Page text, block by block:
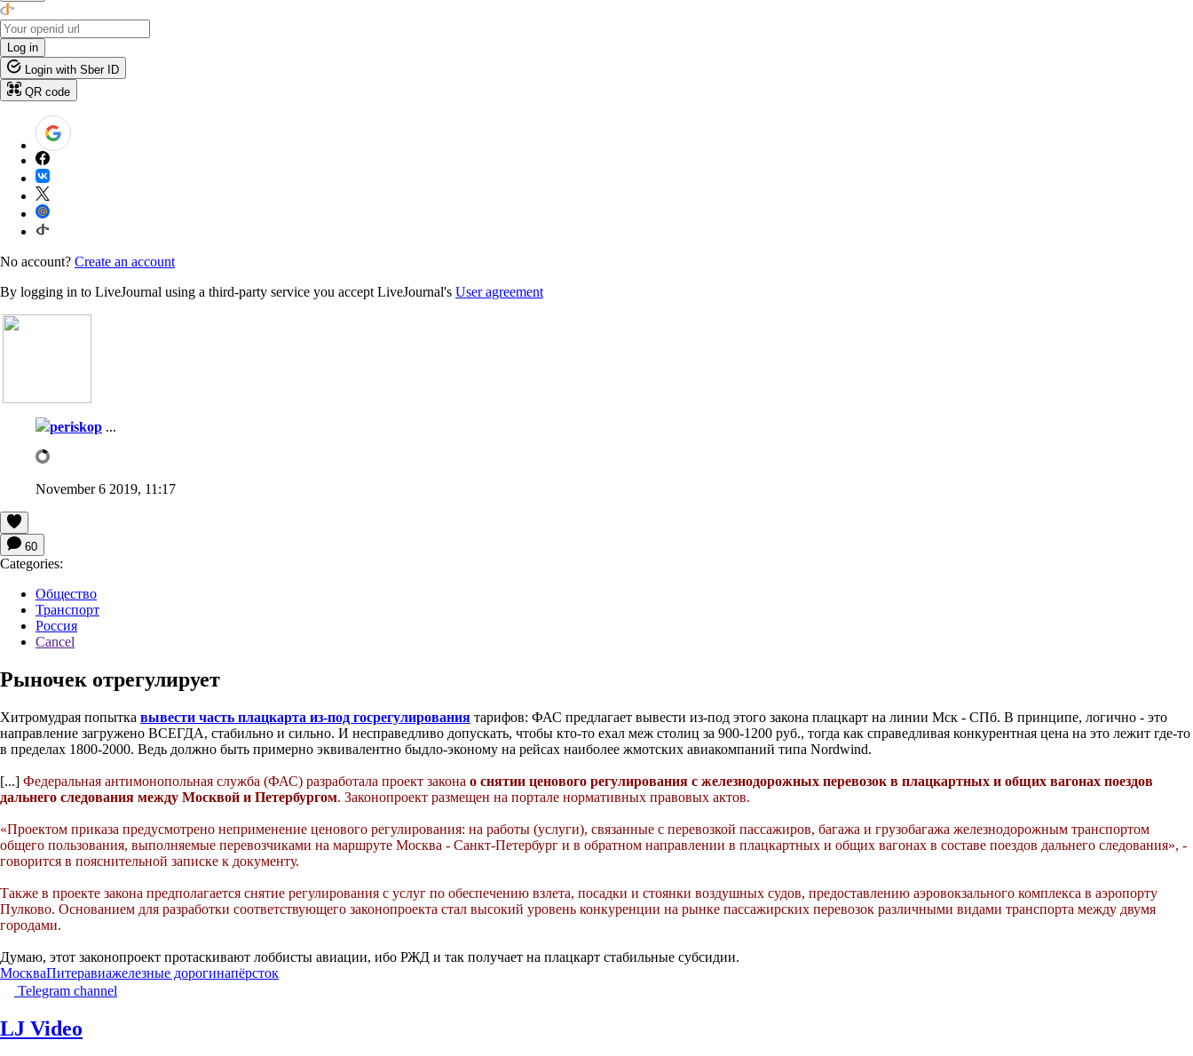
Log in
Login with Sber ID
QR code
No account? Create an account
By logging in to LiveJournal using a third-party service you accept LiveJournal's User agreement
periskop ...
November 6 2019, 11:17
60
Categories:
Общество
Транспорт
Россия
Cancel
Рыночек отрегулирует
Хитромудрая попытка вывести часть плацкарта из-под госрегулирования тарифов: ФАС предлагает вывести из-под этого закона плацкарт на линии Мск - СПб. В принципе, логично - это
направление загружено ВСЕГДА, стабильно и сильно. И несправедливо допускать, чтобы кто-то ехал меж столиц за 900-1200 руб., тогда как справедливая конкурентная цена на это лежит где-то
в пределах 1800-2000. Ведь должно быть примерно эквивалентно быдло-эконому на рейсах наиболее жмотских авиакомпаний типа Nordwind.
[...] Федеральная антимонопольная служба (ФАС) разработала проект закона о снятии ценового регулирования с железнодорожных перевозок в плацкартных и общих вагонах поездов
дальнего следования между Москвой и Петербургом. Законопроект размещен на портале нормативных правовых актов.
«Проектом приказа предусмотрено неприменение ценового регулирования: на работы (услуги), связанные с перевозкой пассажиров, багажа и грузобагажа железнодорожным транспортом
общего пользования, выполняемые перевозчиками на маршруте Москва - Санкт-Петербург и в обратном направлении в плацкартных и общих вагонах в составе поездов дальнего следования», -
говорится в пояснительной записке к документу.
Также в проекте закона предполагается снятие регулирования с услуг по обеспечению взлета, посадки и стоянки воздушных судов, предоставлению аэровокзального комплекса в аэропорту
Пулково. Основанием для разработки соответствующего законопроекта стал высокий уровень конкуренции на рынке пассажирских перевозок различными видами транспорта между двумя
городами.
Думаю, этот законопроект протаскивают лоббисты авиации, ибо РЖД и так получает на плацкарт стабильные субсидии.
МоскваПитеравиажелезные дорогинапёрсток
Telegram channel
LJ Video